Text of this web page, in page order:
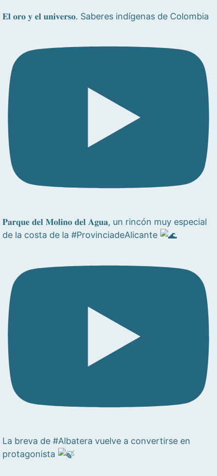
𝐄𝐥 𝐨𝐫𝐨 𝐲 𝐞𝐥 𝐮𝐧𝐢𝐯𝐞𝐫𝐬𝐨. Saberes indígenas de Colombia
𝐏𝐚𝐫𝐪𝐮𝐞 𝐝𝐞𝐥 𝐌𝐨𝐥𝐢𝐧𝐨 𝐝𝐞𝐥 𝐀𝐠𝐮𝐚, un rincón muy especial
de la costa de la #ProvinciadeAlicante
La breva de #Albatera vuelve a convertirse en
protagonista